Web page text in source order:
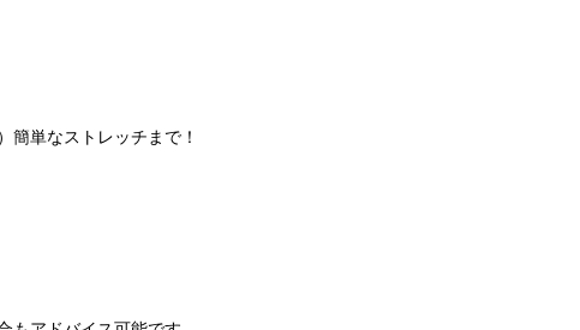
単なストレッチまで！